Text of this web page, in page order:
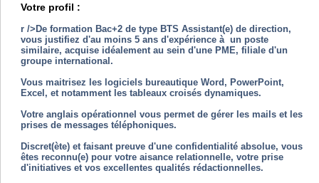
Votre profil :
r />De formation Bac+2 de type BTS Assistant(e) de direction,
vous justifiez d'au moins 5 ans d'expérience à un poste
similaire, acquise idéalement au sein d'une PME, filiale d'un
groupe international.
Vous maitrisez les logiciels bureautique Word, PowerPoint,
Excel, et notamment les tableaux croisés dynamiques.
Votre anglais opérationnel vous permet de gérer les mails et les
prises de messages téléphoniques.
Discret(ète) et faisant preuve d'une confidentialité absolue, vous
êtes reconnu(e) pour votre aisance relationnelle, votre prise
d'initiatives et vos excellentes qualités rédactionnelles.